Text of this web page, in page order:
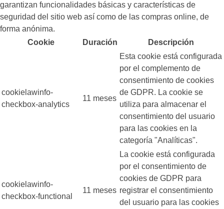
garantizan funcionalidades básicas y características de
seguridad del sitio web así como de las compras online, de
forma anónima.
Cookie
Duración Descripción
cookielawinfo-
checkbox-analytics
11 meses
Esta cookie está configurada
por el complemento de
consentimiento de cookies
de GDPR. La cookie se
utiliza para almacenar el
consentimiento del usuario
para las cookies en la
categoría "Analíticas".
cookielawinfo-
checkbox-functional
11 meses
La cookie está configurada
por el consentimiento de
cookies de GDPR para
registrar el consentimiento
del usuario para las cookies